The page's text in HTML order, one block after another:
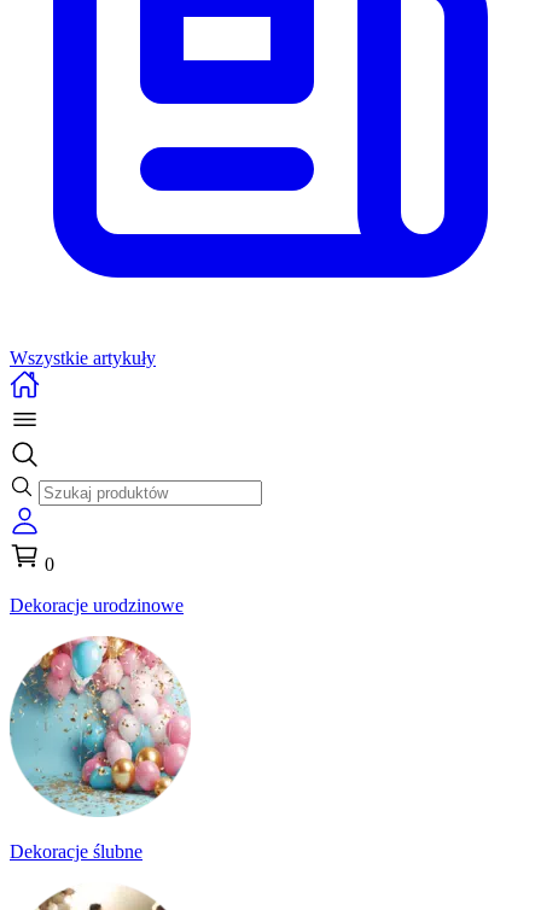
Wszystkie artykuły
0
Dekoracje urodzinowe
Dekoracje ślubne